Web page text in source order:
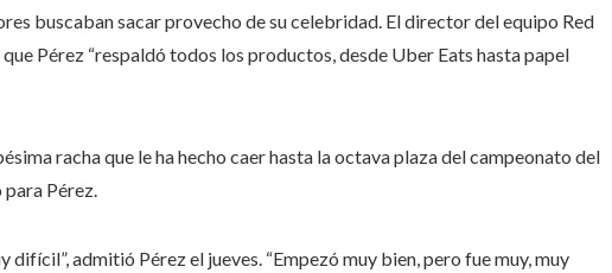
buscaban sacar provecho de su celebridad. El director del equipo Red
Pérez “respaldó todos los productos, desde Uber Eats hasta papel
racha que le ha hecho caer hasta la octava plaza del campeonato del
Pérez.
difícil”, admitió Pérez el jueves. “Empezó muy bien, pero fue muy, muy